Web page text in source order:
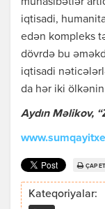
iqtisadi,
edən kompleks
dövrdə bu
iqtisadi
da hər iki ölkənin
Aydın Məlikov,
ÇAP ET
Kateqoriyalar: